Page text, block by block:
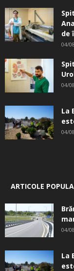
de
04/
04/
La
04/
ARTICOLE
04/
La